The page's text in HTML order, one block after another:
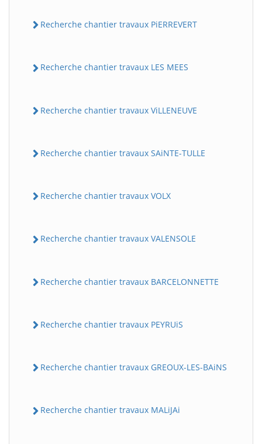
Recherche chantier travaux PiERREVERT
Recherche chantier travaux LES MEES
Recherche chantier travaux ViLLENEUVE
Recherche chantier travaux SAiNTE-TULLE
Recherche chantier travaux VOLX
Recherche chantier travaux VALENSOLE
Recherche chantier travaux BARCELONNETTE
Recherche chantier travaux PEYRUiS
Recherche chantier travaux GREOUX-LES-BAiNS
Recherche chantier travaux MALiJAi